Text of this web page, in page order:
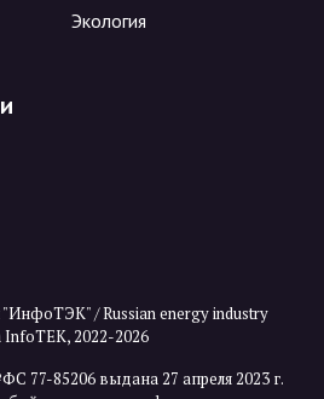
Экология
/ Russian energy industry
InfoTEK, 2022-2026
77-85206 выдана 27 апреля 2023 г.